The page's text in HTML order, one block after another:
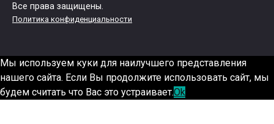
Все права защищены.
Политика конфиденциальности
Мы используем куки для наилучшего представления
нашего сайта. Если Вы продолжите использовать сайт, мы
будем считать что Вас это устраивает.Ok